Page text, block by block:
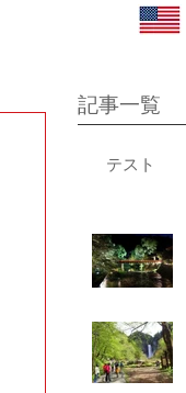
記事一覧
テスト